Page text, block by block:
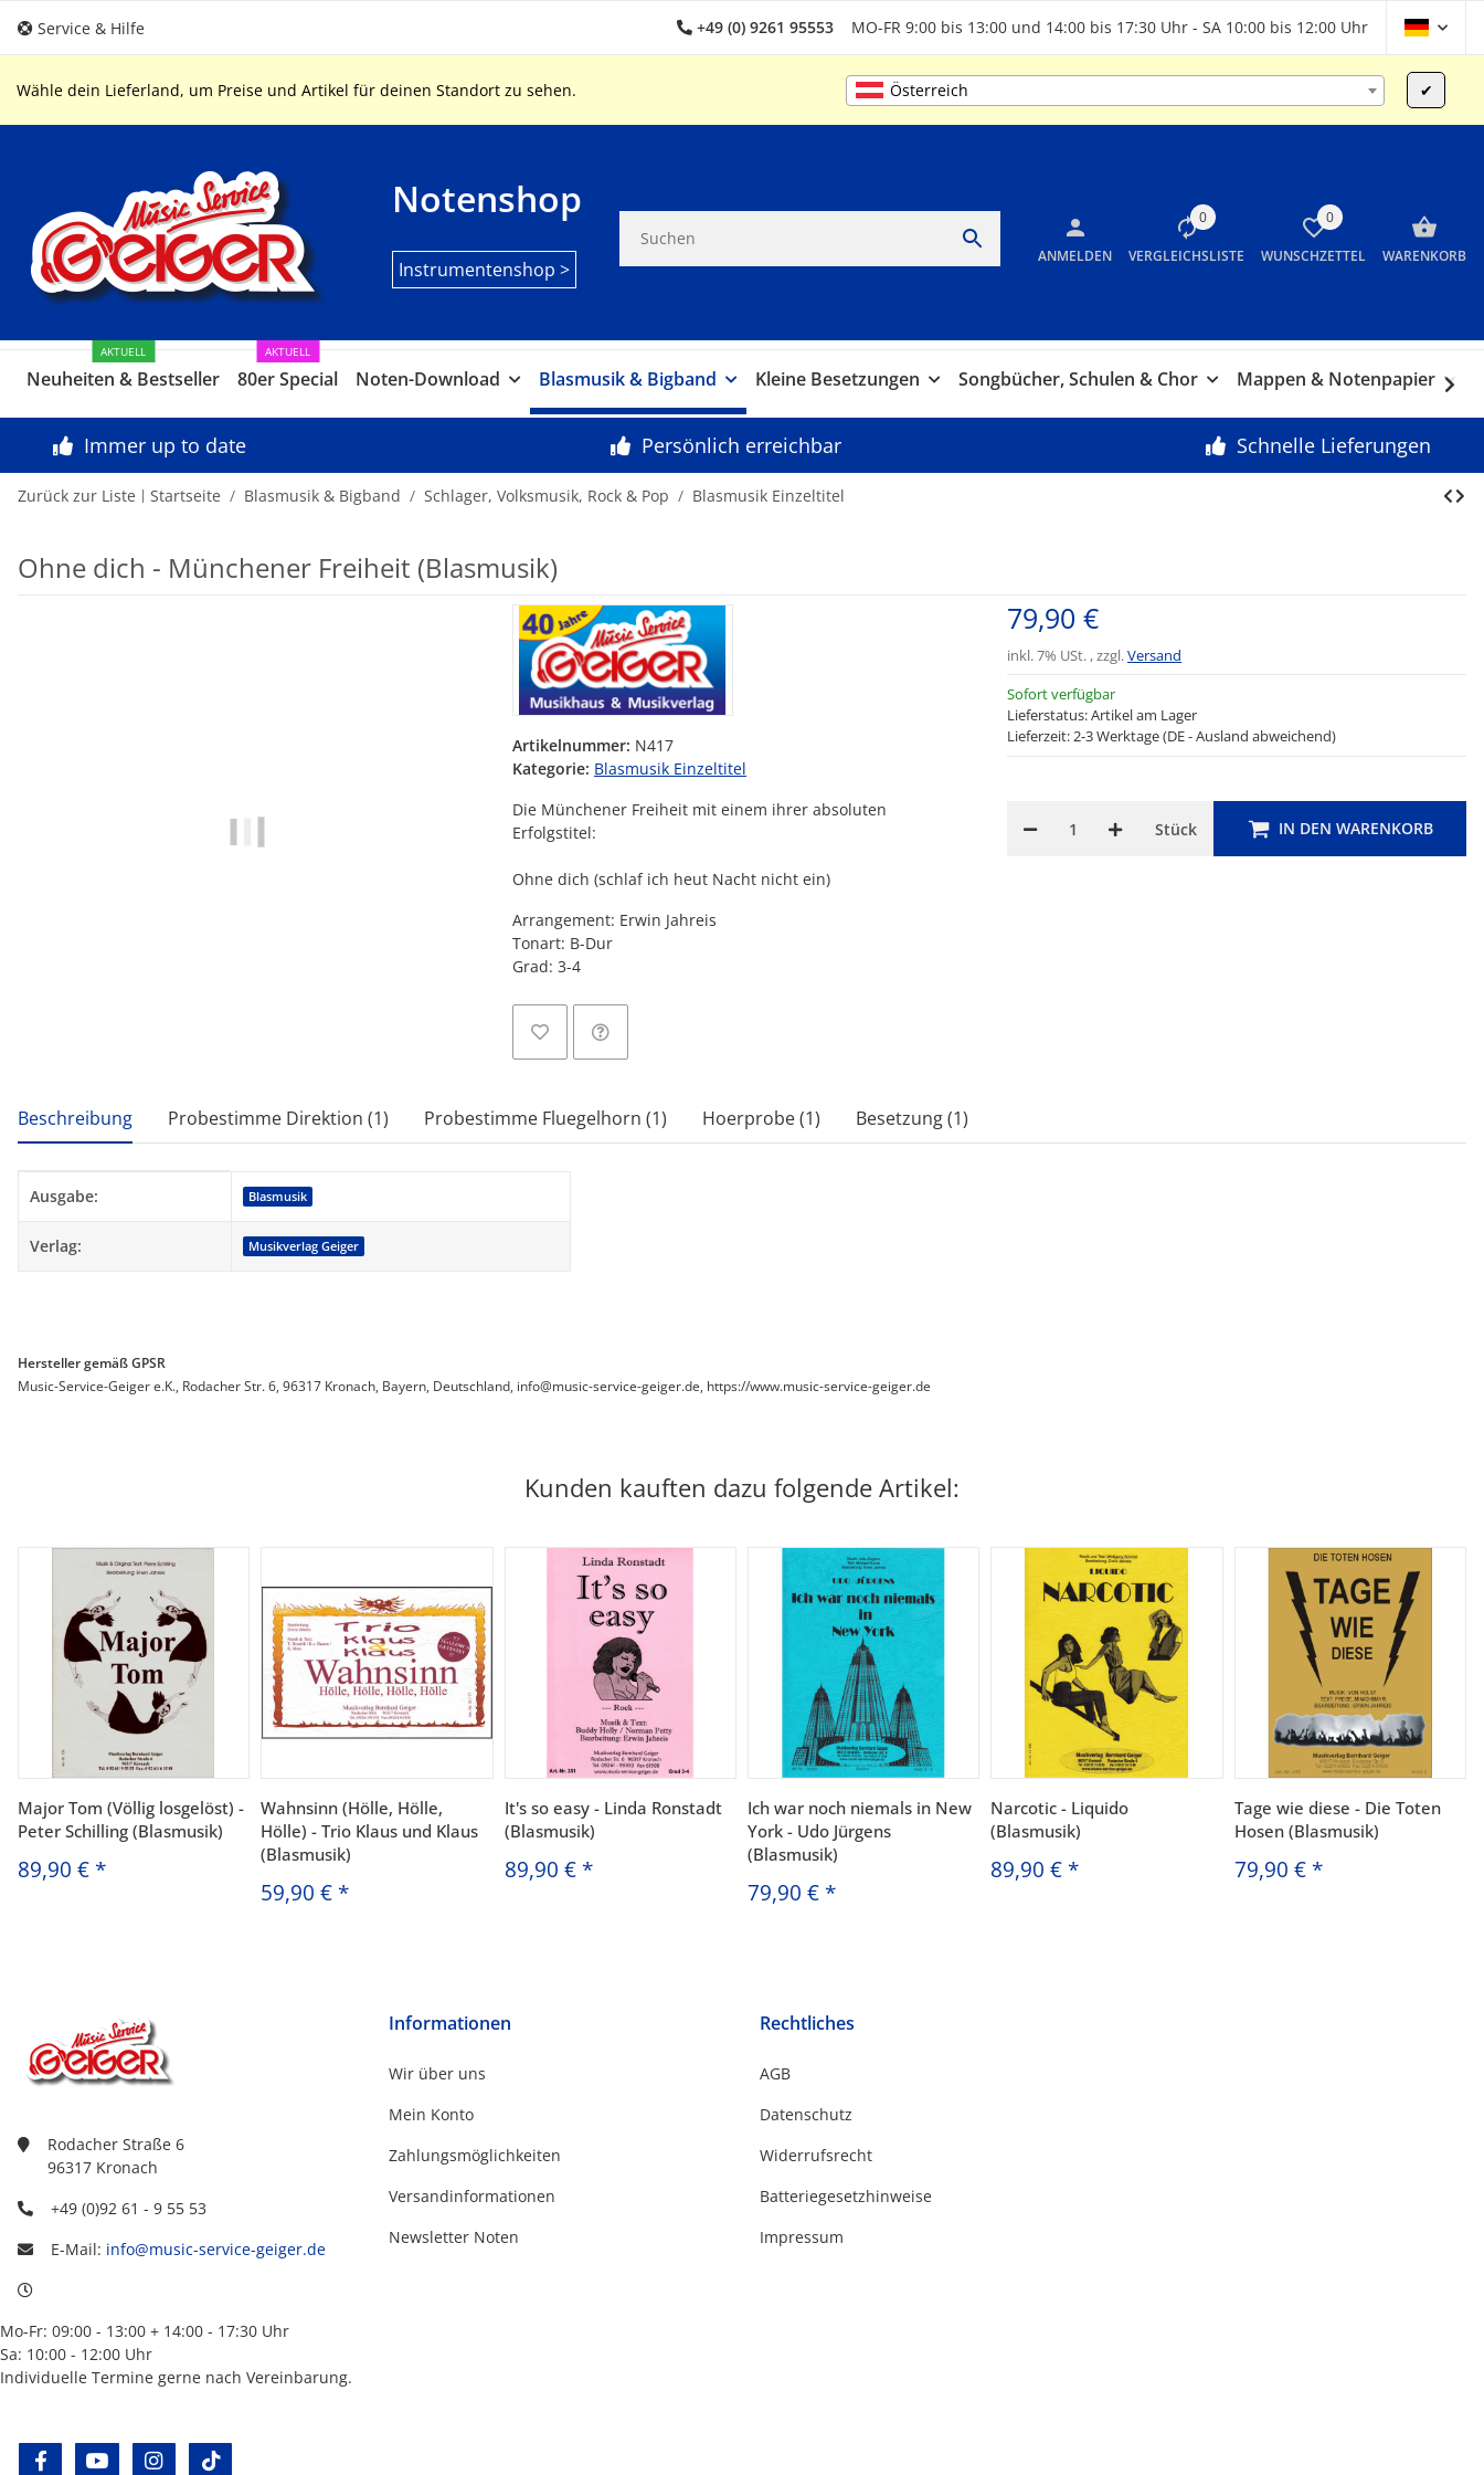
Service & Hilfe +49 (0) 9261 95553 MO-FR 9:00 bis 13:00 und 14:00 bis 17:30 Uhr - SA 10:00 bis 12:00 Uhr
Wähle dein Lieferland, um Preise und Artikel für deinen Standort zu sehen. Österreich ✔
Notenshop
Instrumentenshop >
ANMELDEN
0
VERGLEICHSLISTE
0
WUNSCHZETTEL WARENKORB
Neuheiten & Bestseller
AKTUELL
80er Special
AKTUELL
Noten-Download Blasmusik & Bigband Kleine Besetzungen Songbücher, Schulen & Chor Mappen & Notenpapier
Immer up to date Persönlich erreichbar Schnelle Lieferungen
Zurück zur Liste Startseite Blasmusik & Bigband Schlager, Volksmusik, Rock & Pop Blasmusik Einzeltitel
Ohne dich - Münchener Freiheit (Blasmusik)
Artikelnummer: N417
Kategorie: Blasmusik Einzeltitel
Die Münchener Freiheit mit einem ihrer absoluten
Erfolgstitel:
Ohne dich (schlaf ich heut Nacht nicht ein)
Arrangement: Erwin Jahreis
Tonart: B-Dur
Grad: 3-4
Sofort verfügbar
Lieferstatus: Artikel am Lager
Lieferzeit: 2-3 Werktage (DE - Ausland abweichend)
79,90 €
inkl. 7% USt. , zzgl.Versand
Stück IN DEN WARENKORB
weitere Registerkarten anzeigen
Beschreibung Probestimme Direktion (1) Probestimme Fluegelhorn (1) Hoerprobe (1) Besetzung (1)
Produkteigenschaft
Wert
Ausgabe: Blasmusik
Verlag: Musikverlag Geiger
Hersteller gemäß GPSR
Music-Service-Geiger e.K., Rodacher Str. 6, 96317 Kronach, Bayern, Deutschland, info@music-service-geiger.de, https://www.music-service-geiger.de
Kunden kauften dazu folgende Artikel:
Major Tom (Völlig losgelöst) -
Peter Schilling (Blasmusik)
89,90 € *
Wahnsinn (Hölle, Hölle,
Hölle) - Trio Klaus und Klaus
(Blasmusik)
59,90 € *
It's so easy - Linda Ronstadt
(Blasmusik)
89,90 € *
Ich war noch niemals in New
York - Udo Jürgens
(Blasmusik)
79,90 € *
Narcotic - Liquido
(Blasmusik)
89,90 € *
Tage wie diese - Die Toten
Hosen (Blasmusik)
79,90 € *
Rodacher Straße 6
96317 Kronach
+49 (0)92 61 - 9 55 53
E-Mail: info@music-service-geiger.de
Mo-Fr: 09:00 - 13:00 + 14:00 - 17:30 Uhr
Sa: 10:00 - 12:00 Uhr
Individuelle Termine gerne nach Vereinbarung.
facebookyoutube instagram
Informationen
Wir über uns
Mein Konto
Zahlungsmöglichkeiten
Versandinformationen
Newsletter Noten
Rechtliches
AGB
Datenschutz
Widerrufsrecht
Batteriegesetzhinweise
Impressum